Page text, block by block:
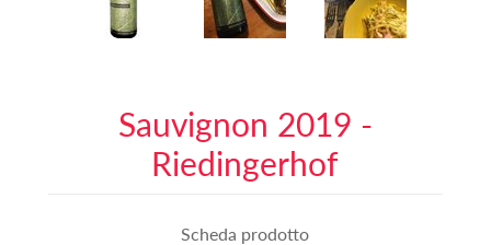
Sauvignon 2019 -
Riedingerhof
Scheda prodotto